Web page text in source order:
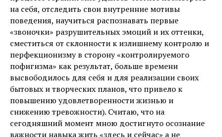
на себя, отследить свои внутренние мотивы
поведения, научиться распознавать первые
«звоночки» разрушительных эмоций и их оттенки,
сместиться от склонности к излишнему контролю и
перфекционизму в сторону «контролируемого
пофигизма» как результат, больше времени
высвободилось для себя и для реализации своих
бытовых и творческих планов, что привело к
повышению удовлетворенности жизнью и
снижению тревожности). Считаю, что на
сегодняшний момент мною достигнуто осознание
важности навыка жить «здесь и сейчас» а не